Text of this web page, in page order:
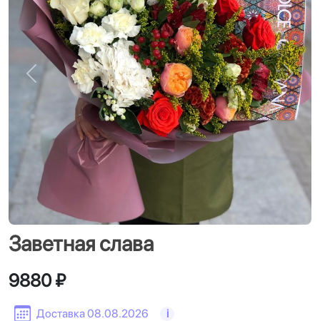
Назад
Заветная слава
Доставка 08.08.2026 i
9880 ₽